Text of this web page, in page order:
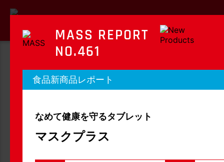
MASS REPORT
マスレポート
OTC新商品レポート 店頭観察レポート
MASS REPORT
NO.461
食品新商品レポート
なめて健康を守るタブレット
マスクプラス